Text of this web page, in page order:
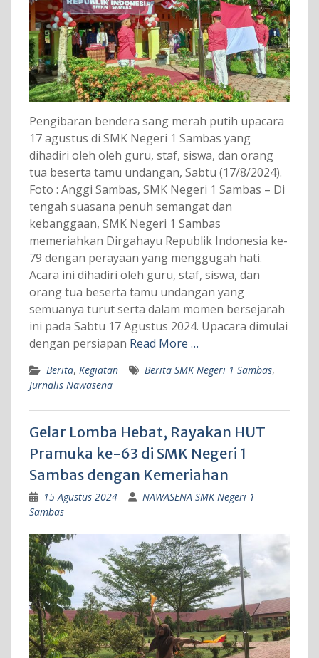
Pengibaran bendera sang merah putih upacara
17 agustus di SMK Negeri 1 Sambas yang
dihadiri oleh oleh guru, staf, siswa, dan orang
tua beserta tamu undangan, Sabtu (17/8/2024).
Foto : Anggi Sambas, SMK Negeri 1 Sambas – Di
tengah suasana penuh semangat dan
kebanggaan, SMK Negeri 1 Sambas
memeriahkan Dirgahayu Republik Indonesia ke-
79 dengan perayaan yang menggugah hati.
Acara ini dihadiri oleh guru, staf, siswa, dan
orang tua beserta tamu undangan yang
semuanya turut serta dalam momen bersejarah
ini pada Sabtu 17 Agustus 2024. Upacara dimulai
dengan persiapan Read More …
Berita, Kegiatan Berita SMK Negeri 1 Sambas,
Jurnalis Nawasena
Gelar Lomba Hebat, Rayakan HUT
Pramuka ke-63 di SMK Negeri 1
Sambas dengan Kemeriahan
15 Agustus 2024
NAWASENA SMK Negeri 1
Sambas